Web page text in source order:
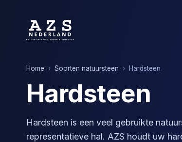
Home › Soorten natuursteen › Hardsteen
Hardsteen
Hardsteen is een veel gebruikte
representatieve hal. AZS houdt uw